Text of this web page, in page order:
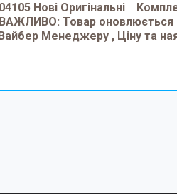
Нові Оригінальні
Товар оновлюється
Менеджеру , Ціну та